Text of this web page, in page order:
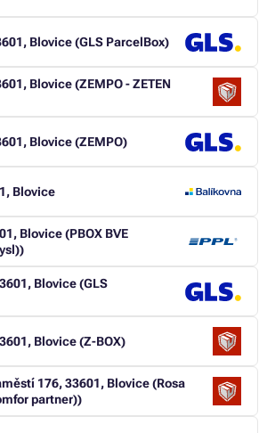
Blovice (GLS ParcelBox)
Blovice (ZEMPO - ZETEN
Blovice (ZEMPO)
Blovice
Blovice (PBOX BVE
Blovice (GLS
Blovice (Z-BOX)
176, 33601, Blovice (Rosa
partner))